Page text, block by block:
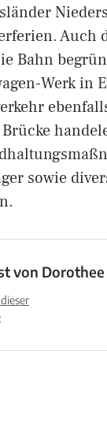
Auch
Bahn
Werk in
sowie
von